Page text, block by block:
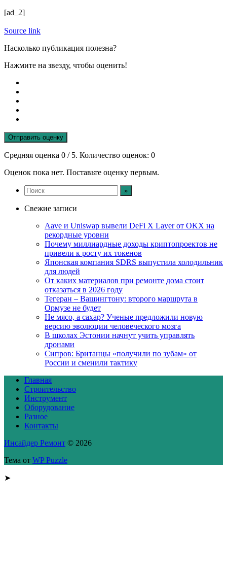
[ad_2]
Source link
Насколько публикация полезна?
Нажмите на звезду, чтобы оценить!
Отправить оценку
Средняя оценка 0 / 5. Количество оценок: 0
Оценок пока нет. Поставьте оценку первым.
Свежие записи
Aave и Uniswap вывели DeFi X Layer от OKX на
рекордные уровни
Почему миллиардные доходы криптопроектов не
привели к росту их токенов
Японская компания SDRS выпустила холодильник
для людей
От каких материалов при ремонте дома стоит
отказаться в 2026 году
Тегеран – Вашингтону: второго маршрута в
Ормузе не будет
Не мясо, а сахар? Ученые предложили новую
версию эволюции человеческого мозга
В школах Эстонии начнут учить управлять
дронами
Сипров: Британцы «получили по зубам» от
России и сменили тактику
Главная
Строительство
Инструмент
Оборудование
Разное
Контакты
Инсайдер Ремонт © 2026
Тема от WP Puzzle
➤